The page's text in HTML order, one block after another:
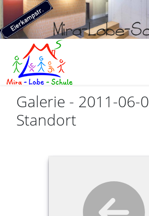
Galerie - 2011-06-
Standort